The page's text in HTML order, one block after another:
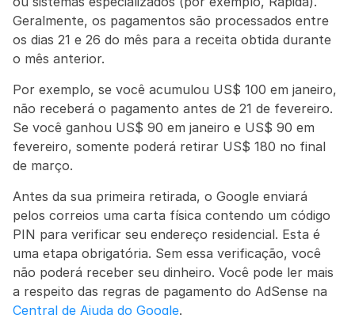
Geralmente, os pagamentos são processados entre
os dias 21 e 26 do mês para a receita obtida durante
o mês anterior.
Por exemplo, se você acumulou US$ 100 em janeiro,
não receberá o pagamento antes de 21 de fevereiro.
Se você ganhou US$ 90 em janeiro e US$ 90 em
fevereiro, somente poderá retirar US$ 180 no final
de março.
Antes da sua primeira retirada, o Google enviará
pelos correios uma carta física contendo um código
PIN para verificar seu endereço residencial. Esta é
uma etapa obrigatória. Sem essa verificação, você
não poderá receber seu dinheiro. Você pode ler mais
Central de Ajuda do Google.